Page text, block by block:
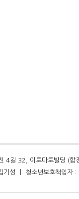
4길 32, 이토마토빌딩 (
기성 ㅣ 청소년보호책